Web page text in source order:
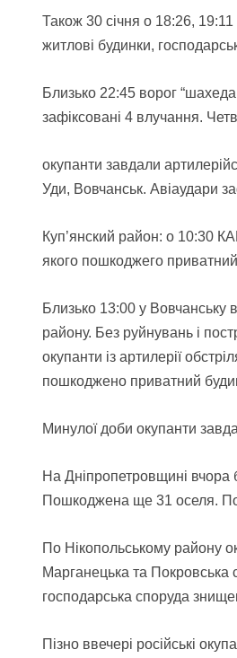
Також 30 січня о 18:26, 19:11
житлові будинки,
Близько 22:45 ворог
зафіксовані 4 влучання.
окупанти завдали
Уди, Вовчанськ. Авіаудари
Куп’янский район: о 10:30
якого пошкоджего
Близько 13:00 у Вовчанську
району. Без руйнувань і
окупанти із артилерії
пошкоджено приватний
Минулої доби окупанти
На Дніпропетровщині вчора
Пошкоджена ще 31 оселя.
По Нікопольському району
Марганецька та Покровська
господарська споруда
Пізно ввечері російські